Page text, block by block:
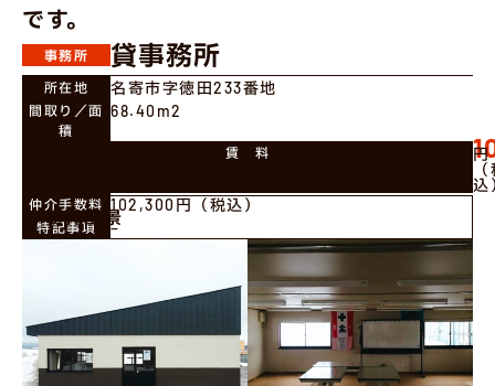
です。
事務所 貸事務所
所在地 名寄市字徳田233番地
間取り／面
積
68.40m2
賃 料
円
込
仲介手数料 102,300円（税込）
特記事項 −
物件風景